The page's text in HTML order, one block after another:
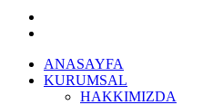
ANASAYFA
KURUMSAL
HAKKIMIZDA